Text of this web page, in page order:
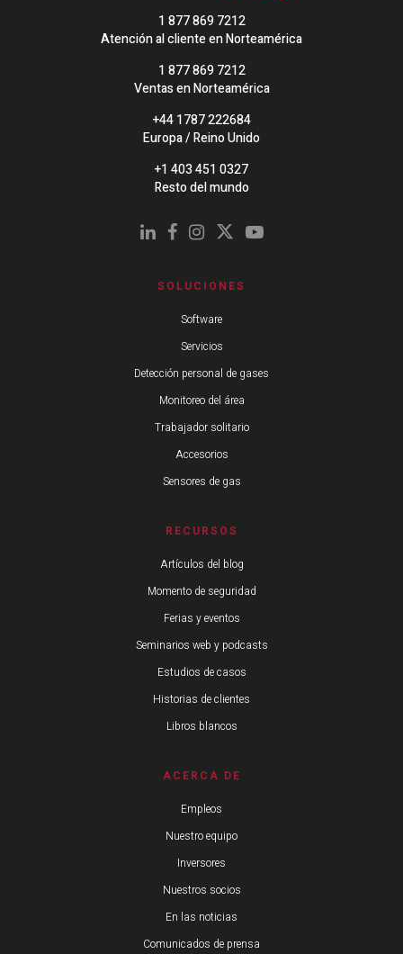
1 877 869 7212
Atención al cliente en Norteamérica
1 877 869 7212
Ventas en Norteamérica
+44 1787 222684
Europa / Reino Unido
+1 403 451 0327
Resto del mundo
SOLUCIONES
Software
Servicios
Detección personal de gases
Monitoreo del área
Trabajador solitario
Accesorios
Sensores de gas
RECURSOS
Artículos del blog
Momento de seguridad
Ferias y eventos
Seminarios web y podcasts
Estudios de casos
Historias de clientes
Libros blancos
ACERCA DE
Empleos
Nuestro equipo
Inversores
Nuestros socios
En las noticias
Comunicados de prensa